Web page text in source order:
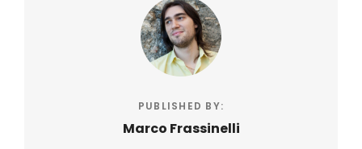
PUBLISHED BY:
Marco Frassinelli